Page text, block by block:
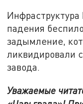
падения
задымление,
ликвидировали
завода.
Уважаемые